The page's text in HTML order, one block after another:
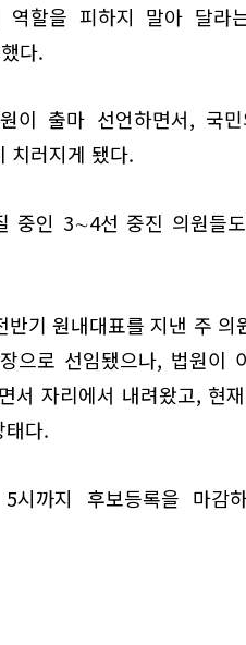
할을 피하지 말아 달라
다.
이 출마 선언하면서, 국
치러지게 됐다.
중인 3∼4선 중진 의원들
기 원내대표를 지낸 주
으로 선임됐으나, 법원이
서 자리에서 내려왔고, 현
태다.
시까지 후보등록을 마감